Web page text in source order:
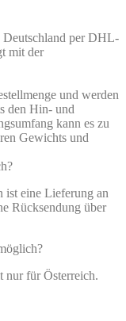
Deutschland per DHL-
mit der
und werden
den Hin- und
kann es zu
Gewichts und
ist eine Lieferung an
Rücksendung über
nur für Österreich.